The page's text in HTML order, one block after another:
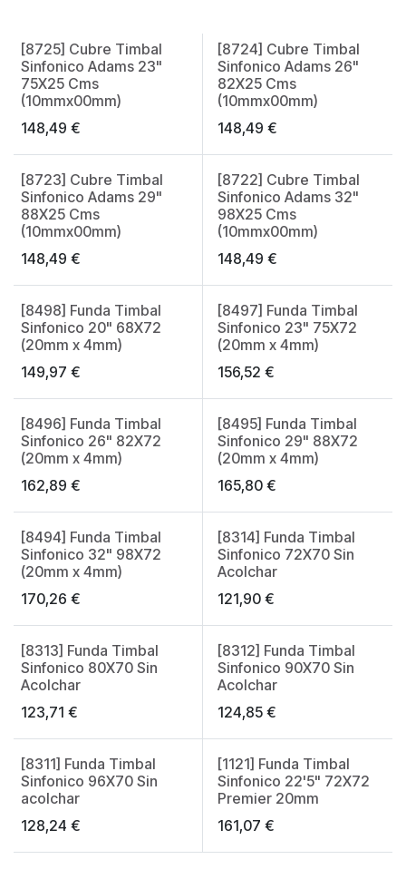
Made in Spain
[8725] Cubre Timbal
Sinfonico Adams 23"
75X25 Cms
(10mmx00mm)
148,49 €
Made in Spain
[8724] Cubre Timbal
Sinfonico Adams 26"
82X25 Cms
(10mmx00mm)
148,49 €
Made in Spain
[8723] Cubre Timbal
Sinfonico Adams 29"
88X25 Cms
(10mmx00mm)
148,49 €
Made in Spain
[8722] Cubre Timbal
Sinfonico Adams 32"
98X25 Cms
(10mmx00mm)
148,49 €
Made in Spain
[8498] Funda Timbal
Sinfonico 20" 68X72
(20mm x 4mm)
149,97 € Made in Spain
[8497] Funda Timbal
Sinfonico 23" 75X72
(20mm x 4mm)
156,52 €
Made in Spain
[8496] Funda Timbal
Sinfonico 26" 82X72
(20mm x 4mm)
162,89 € Made in Spain
[8495] Funda Timbal
Sinfonico 29" 88X72
(20mm x 4mm)
165,80€
Made in Spain
[8494] Funda Timbal
Sinfonico 32" 98X72
(20mm x 4mm)
170,26 € Made in Spain
[8314] Funda Timbal
Sinfonico 72X70 Sin
Acolchar
121,90€
Made in Spain
[8313] Funda Timbal
Sinfonico 80X70 Sin
Acolchar
123,71 € Made in Spain
[8312] Funda Timbal
Sinfonico 90X70 Sin
Acolchar
124,85€
Made in Spain
[8311] Funda Timbal
Sinfonico 96X70 Sin
acolchar
128,24 € Made in Spain
[1121] Funda Timbal
Sinfonico 22'5" 72X72
Premier 20mm
161,07 €